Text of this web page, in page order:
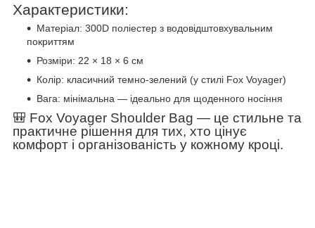
Характеристики:
Матеріал: 300D поліестер з водовідштовхувальним
покриттям
Розміри: 22 × 18 × 6 см
Колір: класичний темно-зелений (у стилі Fox Voyager)
Вага: мінімальна — ідеально для щоденного носіння
🎒 Fox Voyager Shoulder Bag — це стильне та
практичне рішення для тих, хто цінує
комфорт і організованість у кожному кроці.